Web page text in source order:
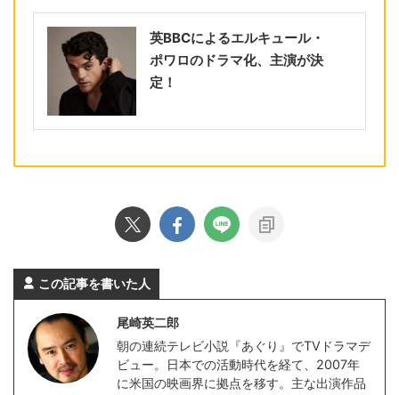
英BBCによるエルキュール・
ポワロのドラマ化、主演が決
定！
この記事を書いた人
尾崎英二郎
朝の連続テレビ小説『あぐり』でTVドラマデ
ビュー。日本での活動時代を経て、2007年
に米国の映画界に拠点を移す。主な出演作品